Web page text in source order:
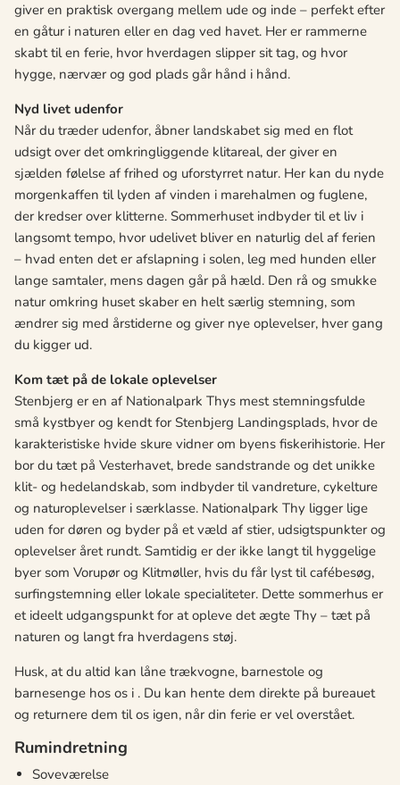
giver en praktisk overgang mellem ude og inde – perfekt efter
en gåtur i naturen eller en dag ved havet. Her er rammerne
skabt til en ferie, hvor hverdagen slipper sit tag, og hvor
hygge, nærvær og god plads går hånd i hånd.
Nyd livet udenfor
Når du træder udenfor, åbner landskabet sig med en flot
udsigt over det omkringliggende klitareal, der giver en
sjælden følelse af frihed og uforstyrret natur. Her kan du nyde
morgenkaffen til lyden af vinden i marehalmen og fuglene,
der kredser over klitterne. Sommerhuset indbyder til et liv i
langsomt tempo, hvor udelivet bliver en naturlig del af ferien
– hvad enten det er afslapning i solen, leg med hunden eller
lange samtaler, mens dagen går på hæld. Den rå og smukke
natur omkring huset skaber en helt særlig stemning, som
ændrer sig med årstiderne og giver nye oplevelser, hver gang
du kigger ud.
Kom tæt på de lokale oplevelser
Stenbjerg er en af Nationalpark Thys mest stemningsfulde
små kystbyer og kendt for Stenbjerg Landingsplads, hvor de
karakteristiske hvide skure vidner om byens fiskerihistorie. Her
bor du tæt på Vesterhavet, brede sandstrande og det unikke
klit- og hedelandskab, som indbyder til vandreture, cykelture
og naturoplevelser i særklasse. Nationalpark Thy ligger lige
uden for døren og byder på et væld af stier, udsigtspunkter og
oplevelser året rundt. Samtidig er der ikke langt til hyggelige
byer som Vorupør og Klitmøller, hvis du får lyst til cafébesøg,
surfingstemning eller lokale specialiteter. Dette sommerhus er
et ideelt udgangspunkt for at opleve det ægte Thy – tæt på
naturen og langt fra hverdagens støj.
Husk, at du altid kan låne trækvogne, barnestole og
barnesenge hos os i . Du kan hente dem direkte på bureauet
og returnere dem til os igen, når din ferie er vel overstået.
Rumindretning
Soveværelse